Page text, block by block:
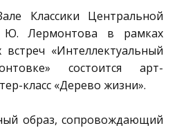
Классики Центральной
Лермонтова в рамках
встреч «Интеллектуальный
состоится арт-
класс «Дерево жизни».
образ, сопровождающий